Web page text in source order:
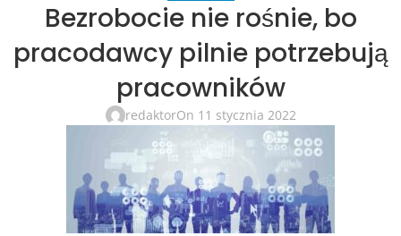
Bezrobocie nie rośnie, bo
pracodawcy pilnie potrzebują
pracowników
redaktorOn 11 stycznia 2022